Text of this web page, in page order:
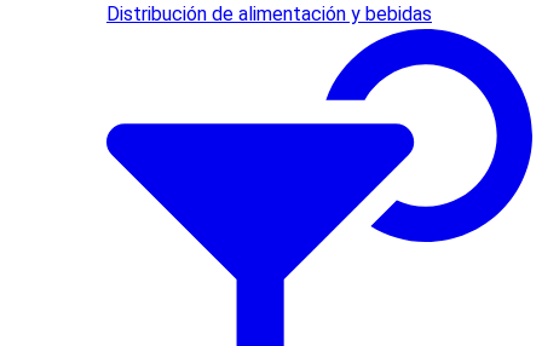
Distribución de alimentación y bebidas